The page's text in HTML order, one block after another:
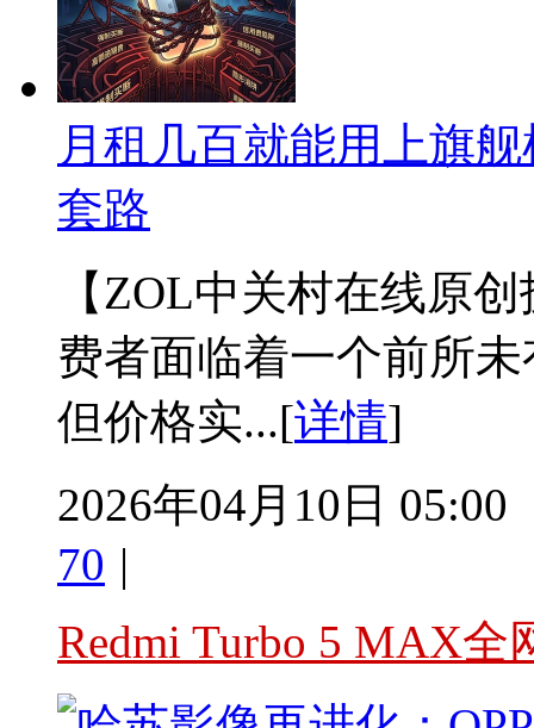
月租几百就能用上旗
套路
【ZOL中关村在线原
费者面临着一个前所
但价格实...[详情]
2026年04月10日 05:00
70 |
Redmi Turbo 5 MAX全